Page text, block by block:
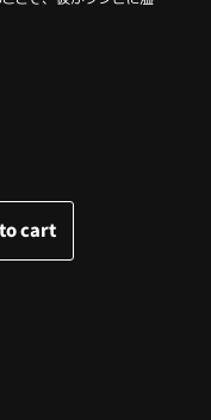
to cart